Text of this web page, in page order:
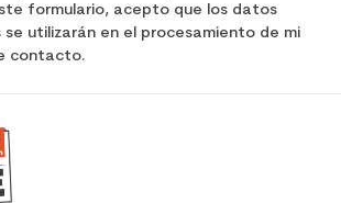
formulario, acepto que los datos
se utilizarán en el procesamiento de mi
contacto.